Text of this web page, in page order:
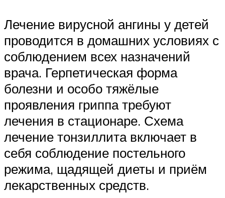
Лечение вирусной ангины у детей
проводится в домашних условиях с
соблюдением всех назначений
врача. Герпетическая форма
болезни и особо тяжёлые
проявления гриппа требуют
лечения в стационаре. Схема
лечение тонзиллита включает в
себя соблюдение постельного
режима, щадящей диеты и приём
лекарственных средств.